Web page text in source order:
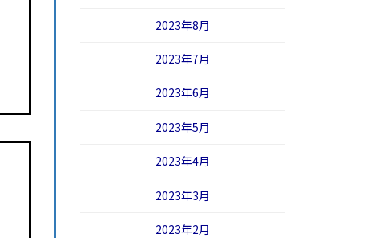
2023年8月
2023年7月
2023年6月
2023年5月
2023年4月
2023年3月
2023年2月